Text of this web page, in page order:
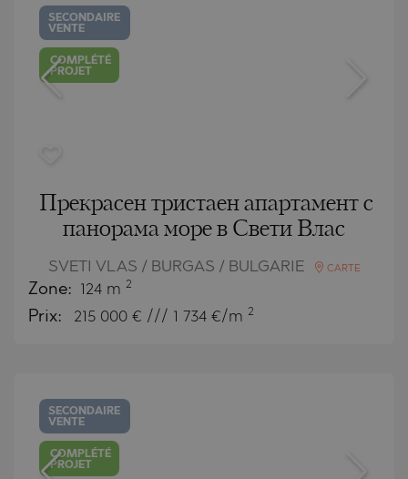
SECONDAIRE
VENTE
COMPLÉTÉ
PROJET
Прекрасен тристаен апартамент с
панорама море в Свети Влас
SVETI VLAS / BURGAS / BULGARIE CARTE
Zone: 124 m 2
Prix: 215 000 € /// 1 734 €/m 2
SECONDAIRE
VENTE
COMPLÉTÉ
PROJET